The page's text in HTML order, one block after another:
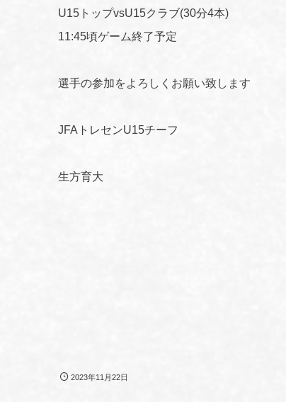
U15トップvsU15クラブ(30分4本)
11:45頃ゲーム終了予定
選手の参加をよろしくお願い致します
JFAトレセンU15チーフ
生方育大
2023年11月22日